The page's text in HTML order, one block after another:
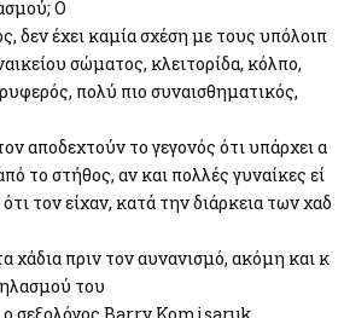
O
δεν έχει καμία σχέση με τους υπόλοιπ
σώματος, κλειτορίδα, κόλπο,
πολύ πιο συναισθηματικός,
αποδεχτούν το γεγονός ότι υπάρχει α
το στήθος, αν και πολλές γυναίκες εί
τον είχαν, κατά την διάρκεια των χαδ
χάδια πριν τον αυνανισμό, ακόμη και κ
του